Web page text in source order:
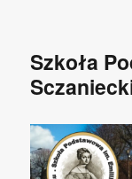
Szkoła